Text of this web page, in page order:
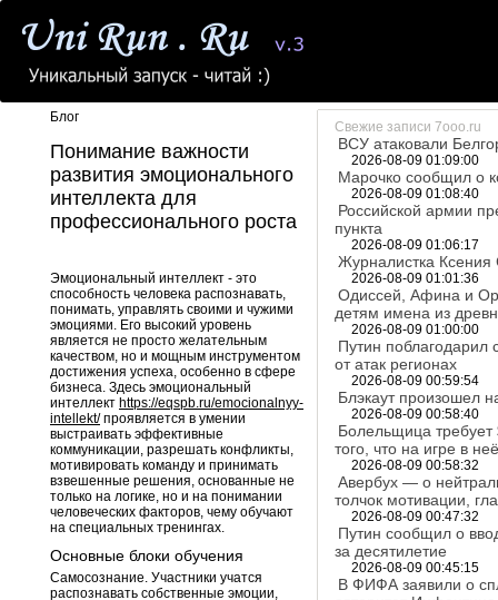
Блог
Понимание важности
развития эмоционального
интеллекта для
профессионального роста
Эмоциональный интеллект - это
способность человека распознавать,
понимать, управлять своими и чужими
эмоциями. Его высокий уровень
является не просто желательным
качеством, но и мощным инструментом
достижения успеха, особенно в сфере
бизнеса. Здесь эмоциональный
интеллект https://eqspb.ru/emocionalnyy-
intellekt/проявляется в умении
выстраивать эффективные
коммуникации, разрешать конфликты,
мотивировать команду и принимать
взвешенные решения, основанные не
только на логике, но и на понимании
человеческих факторов, чему обучают
на специальных тренингах.
Основные блоки обучения
Самосознание. Участники учатся
распознавать собственные эмоции,
Свежие записи 7ooo.ru
ВСУ атаковали
2026-08-09 01:09:00
Марочко сообщил о
2026-08-09 01:08:40
Российской армии
пункта
2026-08-09 01:06:17
Журналистка Ксения
2026-08-09 01:01:36
Одиссей, Афина и
детям имена из
2026-08-09 01:00:00
Путин поблагодарил
от атак регионах
2026-08-09 00:59:54
Блэкаут произошел
2026-08-09 00:58:40
Болельщица
того, что на игре в
2026-08-09 00:58:32
Авербух — о
толчок мотивации,
2026-08-09 00:47:32
Путин сообщил о
за десятилетие
2026-08-09 00:45:15
В ФИФА заявили о